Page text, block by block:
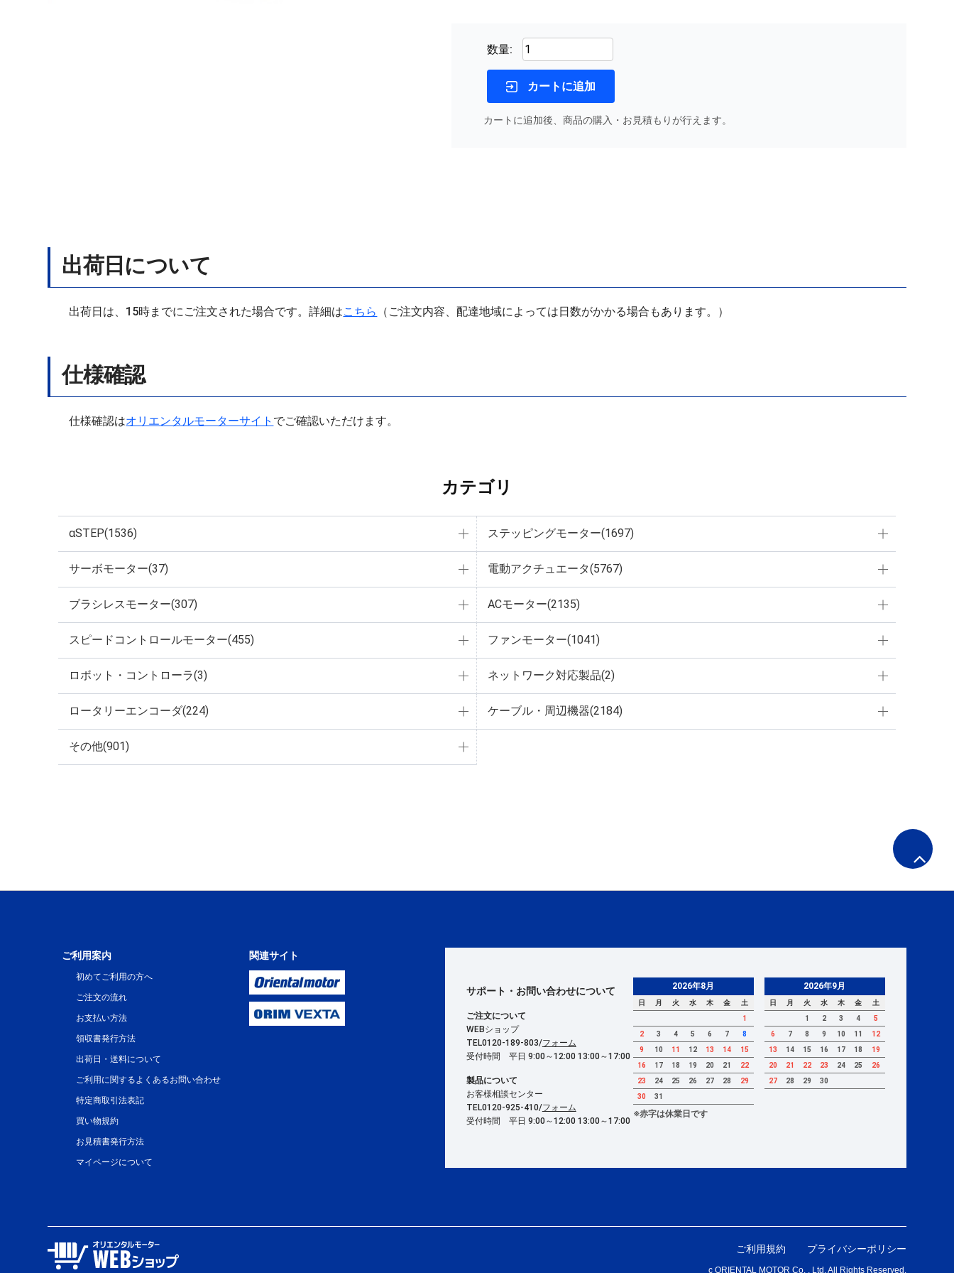
数量:
カートに追加
カートに追加後、商品の購入・お見積もりが行えます。
出荷日について
出荷日は、15時までにご注文された場合です。詳細はこちら （ご注文内容、配達地域によっては日数がかかる場合もあります。）
仕様確認
仕様確認はオリエンタルモーターサイト でご確認いただけます。
カテゴリ
αSTEP(1536) ステッピングモーター(1697)
サーボモーター(37) 電動アクチュエータ(5767)
ブラシレスモーター(307) ACモーター(2135)
スピードコントロールモーター(455) ファンモーター(1041)
ロボット・コントローラ(3) ネットワーク対応製品(2)
ロータリーエンコーダ(224) ケーブル・周辺機器(2184)
その他(901)
ご利用案内
初めてご利用の方へ
ご注文の流れ
お支払い方法
領収書発行方法
出荷日・送料について
ご利用に関するよくあるお問い合わせ
特定商取引法表記
買い物規約
お見積書発行方法
マイページについて
関連サイト
サポート・お問い合わせについて
ご注文について
WEBショップ
TEL0120-189-803/フォーム
受付時間 平日 9:00～12:00 13:00～17:00
製品について
お客様相談センター
TEL0120-925-410/フォーム
受付時間 平日 9:00～12:00 13:00～17:00
ご利用規約 プライバシーポリシー
c ORIENTAL MOTOR Co. , Ltd. All Rights Reserved.
2026年8月
日 月 火 水 木 金
土
1
2
3 4 5 6 7
8
9
10 11 12 13 14
15
16
17 18 19 20 21
22
23
24 25 26 27 28
29
30
31
2026年9月
日 月 火 水 木 金
土
1
2 3 4
5
6
7 8 9 10 11
12
13
14 15 16 17 18
19
20
21 22 23 24 25
26
27
28 29 30
※赤字は休業日です